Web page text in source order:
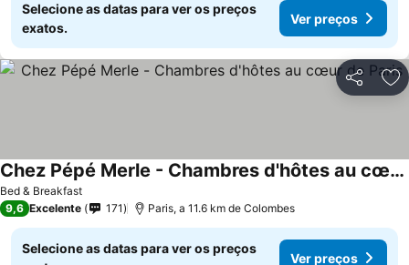
Selecione as datas para ver os preços
exatos.
Ver preços
Partilhar
Bed & Breakfast
Chez Pépé Merle - Chambres d'hôtes au cœur de Paris
9,6 Excelente 171 Paris, a 11.6 km de Colombes
Selecione as datas para ver os preços
Ver preços